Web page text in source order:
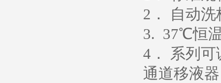
2 ． 自动
3. 37℃恒
4 ． 系列
通道移液